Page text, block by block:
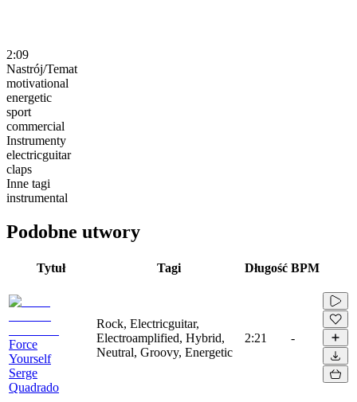
2:09
Nastrój/Temat
motivational
energetic
sport
commercial
Instrumenty
electricguitar
claps
Inne tagi
instrumental
Podobne utwory
Tytuł Tagi Długość BPM
Force
Yourself
Serge
Quadrado
Rock, Electricguitar,
Electroamplified, Hybrid,
Neutral, Groovy, Energetic
2:21 -